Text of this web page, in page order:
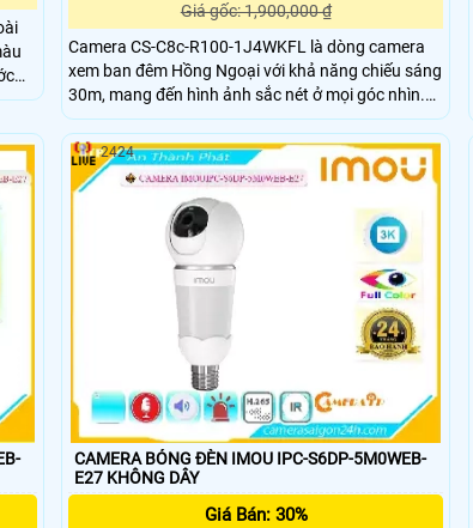
và
Giá gốc: 1,900,000 ₫
Camera CS-C8c-R100-1J4WKFL là dòng camera
xem ban đêm Hồng Ngoại với khả năng chiếu sáng
30m, mang đến hình ảnh sắc nét ở mọi góc nhìn.
Với công nghệ hình ảnh Ultra 2k, hình ảnh trở nên
rõ nét và chất lượng cao. Thiết bị còn tích hợp
công nghệ IP Wifi, giúp dễ dàng kết nối và sử dụng
trong nhà
CAMERA BÓNG ĐÈN IMOU IPC-S6DP-5M0WEB-
E27 KHÔNG DÂY
Giá Bán: 30%
2424